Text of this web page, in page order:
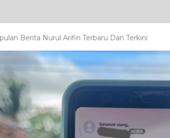
Berita Nurul Arifin Terbaru Dan Terkini